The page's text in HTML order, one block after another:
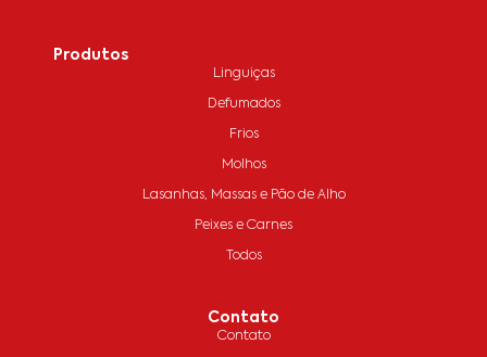
Produtos
Linguiças
Defumados
Frios
Molhos
Lasanhas, Massas e Pão de Alho
Peixes e Carnes
Todos
Contato
Contato